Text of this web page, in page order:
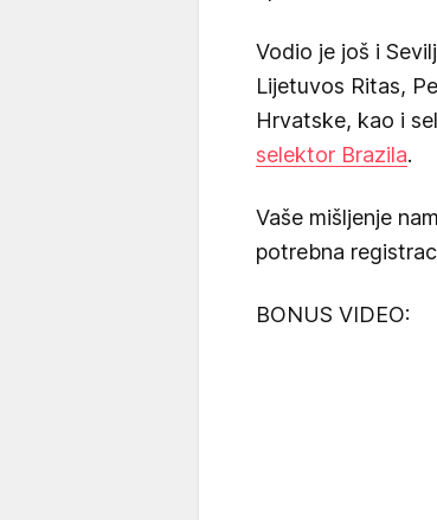
Vodio je još i
Lijetuvos Ritas,
Hrvatske, kao i
selektor Brazila.
Vaše mišljenje
potrebna
BONUS VIDEO: